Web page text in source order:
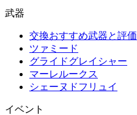
武器
交換おすすめ武器と評価
ツァミード
グライドグレイシャー
マーレルークス
シェーヌドフリュイ
イベント